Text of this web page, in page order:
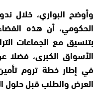
وأوضح البواري، خلال
الأسواق الكبرى، فضلا
في إطار خطة تروم
العرض والطلب قبل حلول